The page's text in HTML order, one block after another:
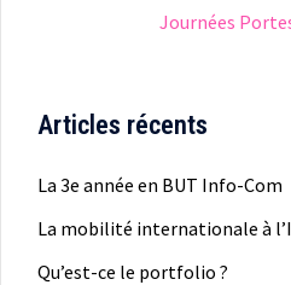
Journées
Articles récents
La 3e année en BUT Info-Com
La mobilité internationale à
Qu’est-ce le portfolio ?